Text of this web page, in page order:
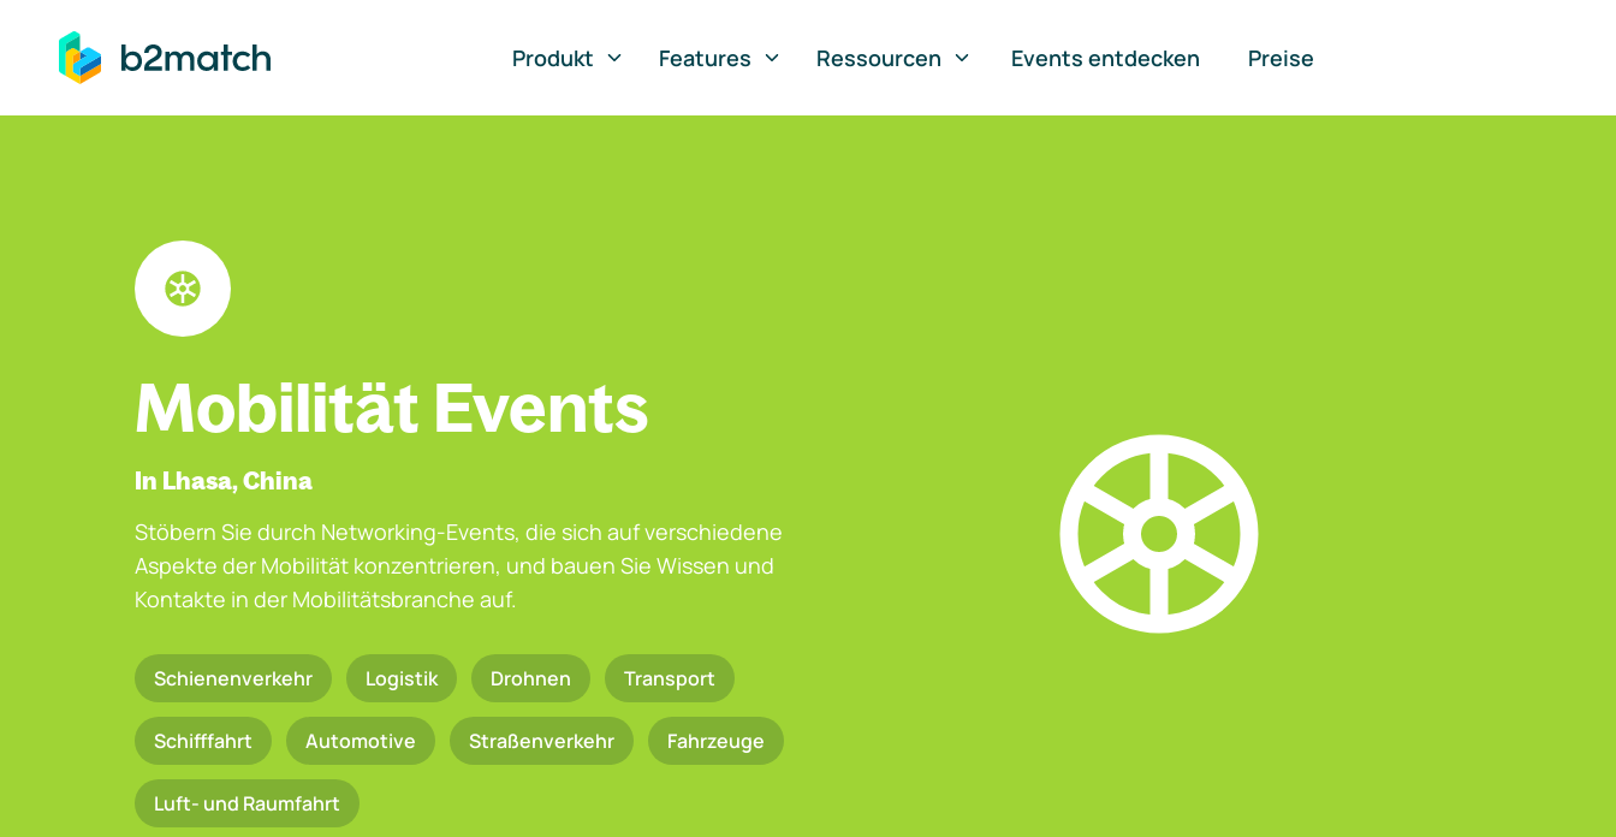
springen
Produkt
Features Ressourcen Events entdecken Preise
Mobilität Events
In Lhasa, China
Stöbern Sie durch Networking-Events, die sich auf verschiedene
Aspekte der Mobilität konzentrieren, und bauen Sie Wissen und
Kontakte in der Mobilitätsbranche auf.
Schienenverkehr Logistik Drohnen Transport
Schifffahrt Automotive Straßenverkehr Fahrzeuge
Luft- und Raumfahrt